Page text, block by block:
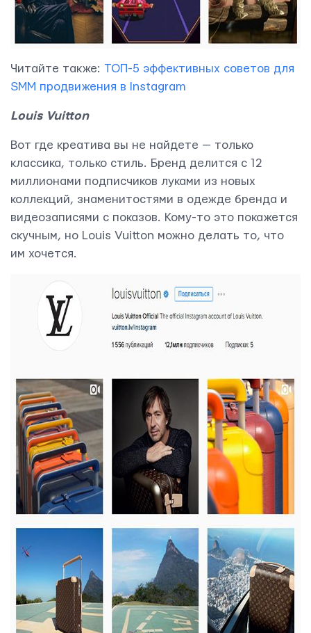
Читайте также: ТОП-5 эффективных советов для
SMM продвижения в Instagram
Louis Vuitton
Вот где креатива вы не найдете — только
классика, только стиль. Бренд делится с 12
миллионами подписчиков луками из новых
коллекций, знаменитостями в одежде бренда и
видеозаписями с показов. Кому-то это покажется
скучным, но Louis Vuitton можно делать то, что
им хочется.